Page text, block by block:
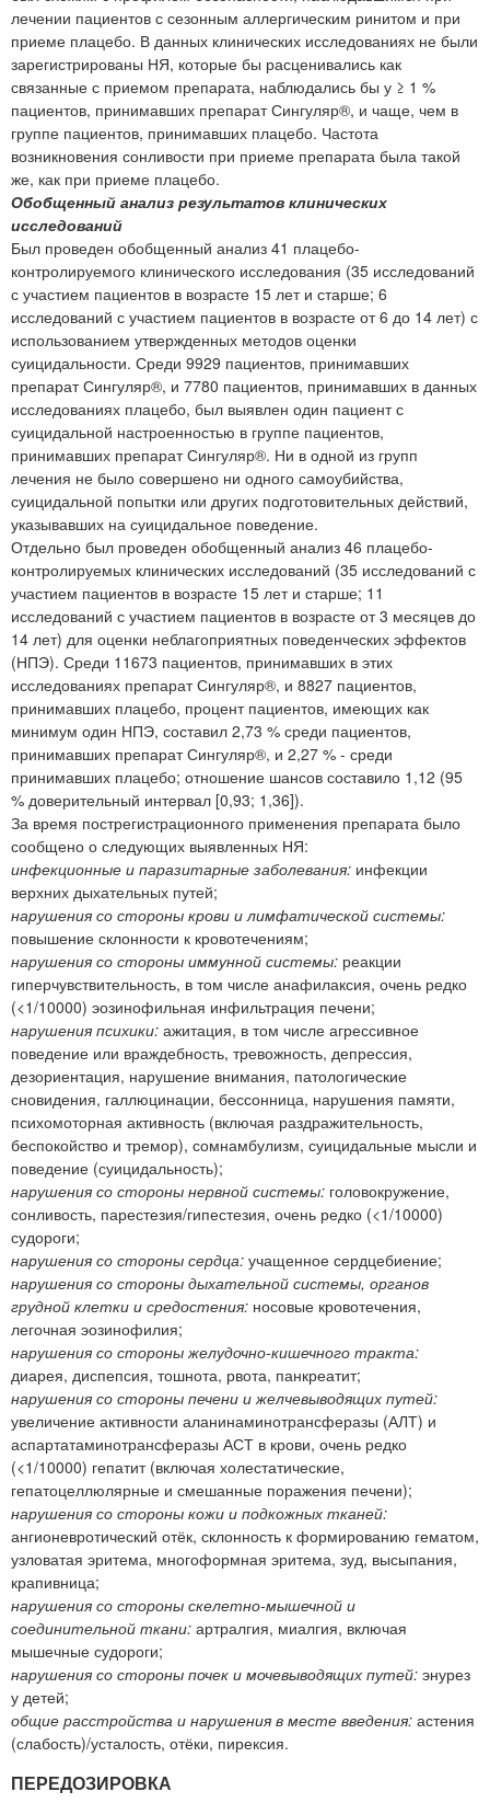
лечении пациентов с сезонным аллергическим ринитом и при
приеме плацебо. В данных клинических исследованиях не были
зарегистрированы НЯ, которые бы расценивались как
связанные с приемом препарата, наблюдались бы у ≥ 1 %
пациентов, принимавших препарат Сингуляр®, и чаще, чем в
группе пациентов, принимавших плацебо. Частота
возникновения сонливости при приеме препарата была такой
же, как при приеме плацебо.
Обобщенный анализ результатов клинических
исследований
Был проведен обобщенный анализ 41 плацебо-
контролируемого клинического исследования (35 исследований
с участием пациентов в возрасте 15 лет и старше; 6
исследований с участием пациентов в возрасте от 6 до 14 лет) с
использованием утвержденных методов оценки
суицидальности. Среди 9929 пациентов, принимавших
препарат Сингуляр®, и 7780 пациентов, принимавших в данных
исследованиях плацебо, был выявлен один пациент с
суицидальной настроенностью в группе пациентов,
принимавших препарат Сингуляр®. Ни в одной из групп
лечения не было совершено ни одного самоубийства,
суицидальной попытки или других подготовительных действий,
указывавших на суицидальное поведение.
Отдельно был проведен обобщенный анализ 46 плацебо-
контролируемых клинических исследований (35 исследований с
участием пациентов в возрасте 15 лет и старше; 11
исследований с участием пациентов в возрасте от 3 месяцев до
14 лет) для оценки неблагоприятных поведенческих эффектов
(НПЭ). Среди 11673 пациентов, принимавших в этих
исследованиях препарат Сингуляр®, и 8827 пациентов,
принимавших плацебо, процент пациентов, имеющих как
минимум один НПЭ, составил 2,73 % среди пациентов,
принимавших препарат Сингуляр®, и 2,27 % - среди
принимавших плацебо; отношение шансов составило 1,12 (95
% доверительный интервал [0,93; 1,36]).
За время пострегистрационного применения препарата было
сообщено о следующих выявленных НЯ:
инфекционные и паразитарные заболевания: инфекции
верхних дыхательных путей;
нарушения со стороны крови и лимфатической системы:
повышение склонности к кровотечениям;
нарушения со стороны иммунной системы: реакции
гиперчувствительность, в том числе анафилаксия, очень редко
(<1/10000) эозинофильная инфильтрация печени;
нарушения психики: ажитация, в том числе агрессивное
поведение или враждебность, тревожность, депрессия,
дезориентация, нарушение внимания, патологические
сновидения, галлюцинации, бессонница, нарушения памяти,
психомоторная активность (включая раздражительность,
беспокойство и тремор), сомнамбулизм, суицидальные мысли и
поведение (суицидальность);
нарушения со стороны нервной системы: головокружение,
сонливость, парестезия/гипестезия, очень редко (<1/10000)
судороги;
нарушения со стороны сердца: учащенное сердцебиение;
нарушения со стороны дыхательной системы, органов
грудной клетки и средостения: носовые кровотечения,
легочная эозинофилия;
нарушения со стороны желудочно-кишечного тракта:
диарея, диспепсия, тошнота, рвота, панкреатит;
нарушения со стороны печени и желчевыводящих путей:
увеличение активности аланинаминотрансферазы (АЛТ) и
аспартатаминотрансферазы АСТ в крови, очень редко
(<1/10000) гепатит (включая холестатические,
гепатоцеллюлярные и смешанные поражения печени);
нарушения со стороны кожи и подкожных тканей:
ангионевротический отёк, склонность к формированию гематом,
узловатая эритема, многоформная эритема, зуд, высыпания,
крапивница;
нарушения со стороны скелетно-мышечной и
соединительной ткани: артралгия, миалгия, включая
мышечные судороги;
нарушения со стороны почек и мочевыводящих путей: энурез
у детей;
общие расстройства и нарушения в месте введения: астения
(слабость)/усталость, отёки, пирексия.
ПЕРЕДОЗИРОВКА